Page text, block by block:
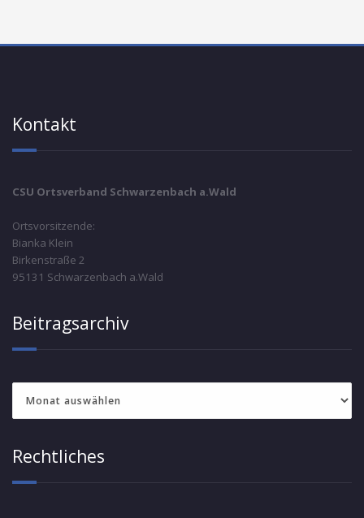
Kontakt
CSU Ortsverband Schwarzenbach a.Wald
Ortsvorsitzende:
Bianka Klein
Birkenstraße 2
95131 Schwarzenbach a.Wald
Beitragsarchiv
Rechtliches